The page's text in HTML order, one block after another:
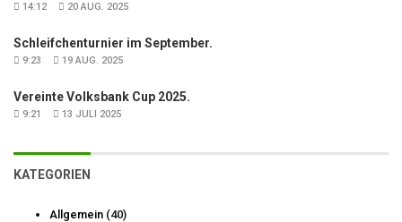
14:12 20 AUG. 2025
Schleifchenturnier im September.
9:23 19 AUG. 2025
Vereinte Volksbank Cup 2025.
9:21 13 JULI 2025
KATEGORIEN
Allgemein (40)